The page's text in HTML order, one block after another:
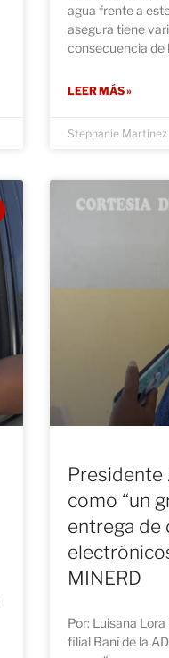
agua frente a
asegura tiene
consecuencia de
LEER MÁS »
Stephanie Martinez
Presidente
como “un
entrega de
MINERD
Por: Luisana
filial Baní de la